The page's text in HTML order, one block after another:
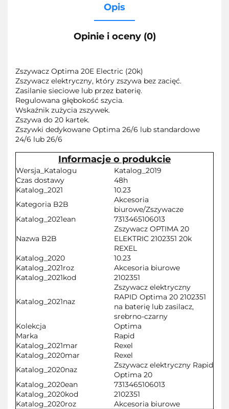
Opis
Opinie i oceny (0)
Zszywacz Optima 20E Electric (20k)
Zszywacz elektryczny, który zszywa bez zacięć.
Zasilanie sieciowe lub przez baterię.
Regulowana głębokość szycia.
Wskaźnik zużycia zszywek.
Zszywa do 20 kartek.
Zszywki dedykowane Optima 26/6 lub standardowe
24/6 lub 26/6
Informacje o produkcie
Wersja_Katalogu
Katalog_2019
Czas dostawy
48h
Katalog_2021
10.23
Kategoria B2B
Akcesoria
biurowe/Zszywacze
Katalog_2021ean
7313465106013
Nazwa B2B
Zszywacz OPTIMA 20
ELEKTRIC 2102351 20k
REXEL
Katalog_2020
10.23
Katalog_2021roz
Akcesoria biurowe
Katalog_2021kod
2102351
Katalog_2021naz
Zszywacz elektryczny
RAPID Optima 20 2102351
na baterię lub zasilacz,
srebrno-czarny
Kolekcja
Optima
Marka
Rapid
Katalog_2021mar
Rexel
Katalog_2020mar
Rexel
Katalog_2020naz
Zszywacz elektryczny Rapid
Optima 20
Katalog_2020ean
7313465106013
Katalog_2020kod
2102351
Katalog_2020roz
Akcesoria biurowe